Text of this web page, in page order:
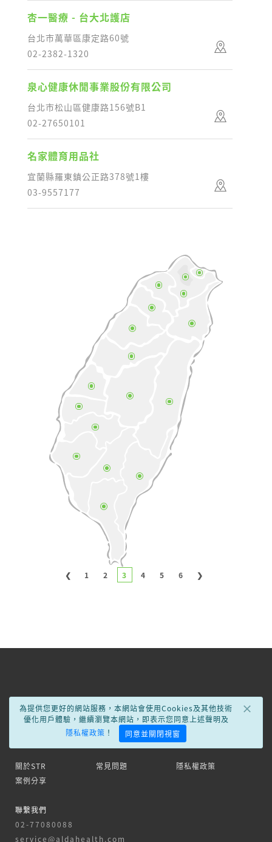
杏一醫療 - 台大北護店
台北市萬華區康定路60號
02-2382-1320
泉心健康休閒事業股份有限公司
台北市松山區健康路156號B1
02-27650101
名家體育用品社
宜蘭縣羅東鎮公正路378號1樓
03-9557177
民權東路三段140巷15號2F
大庄體育用品有限公司
新竹市香山區大庄路170號
03-5301816
璟德特約專賣店
新北市中和區錦和路195巷1弄14號
02-22471665
金冠運動用品社
桃園市蘆竹區錦中村錦順街3號1樓
瑞中體育事業有限公司
百勝運動用品社
台南市永康區大灣路724號
06-2722780
遠東體育用品社
03-4589390
❮ 1 2 3 4 5 6 ❯
×
為提供您更好的網站服務，本網站會使用Cookies及其他技術
優化用戶體驗，繼續瀏覽本網站，即表示您同意上述聲明及
隱私權政策 ！ 同意並關閉視窗
關於STR 常見問題
隱私權政策
案例分享
聯繫我們
02-77080088
service@aldahealth.com